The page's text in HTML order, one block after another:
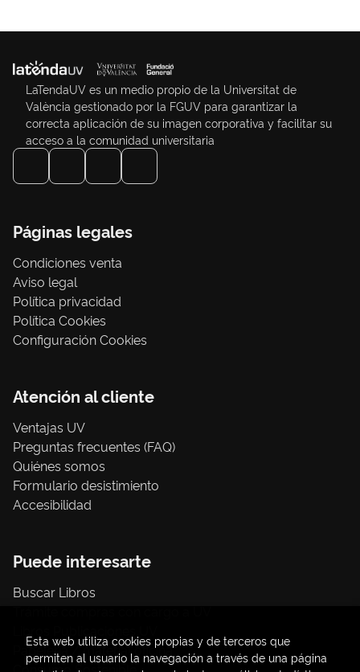
LaTendaUV es un medio propio de la Universitat de
València gestionado por la FGUV para garantizar la
correcta aplicación de su imagen corporativa y facilitar su
acceso a la comunidad universitaria
Páginas legales
Condiciones venta
Aviso legal
Política privacidad
Política Cookies
Configuración Cookies
Atención al cliente
Ventajas UV
Preguntas frecuentes (FAQ)
Quiénes somos
Formulario desistimiento
Accesibilidad
Puede interesarte
Buscar Libros
Papelería / material oficina
Esta web utiliza cookies propias y de terceros que
permiten al usuario la navegación a través de una página